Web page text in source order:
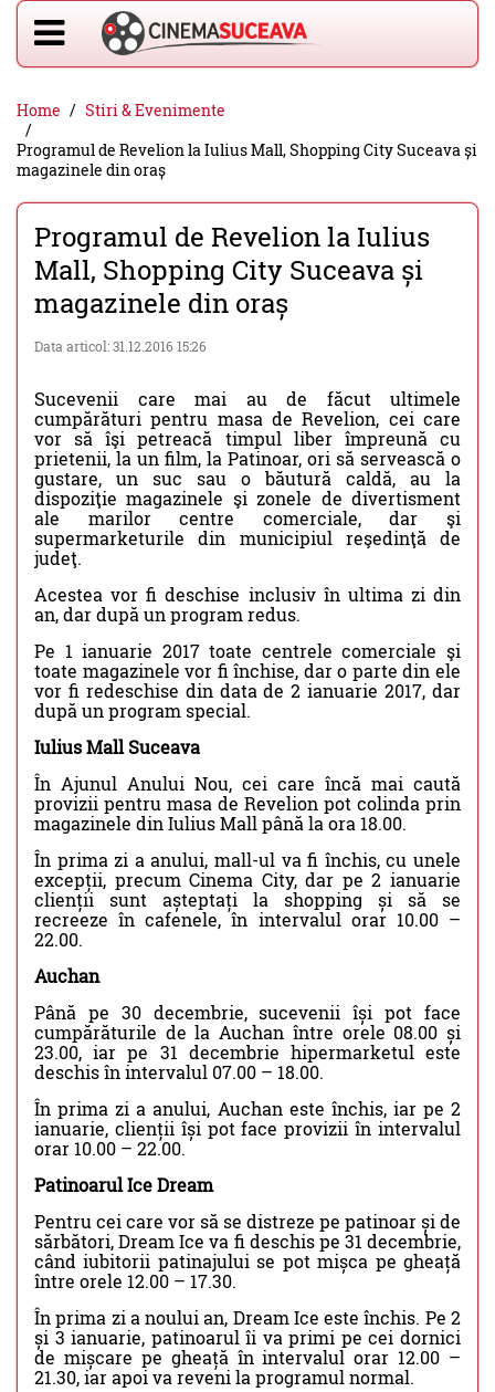
Home
Stiri & Evenimente
Programul de Revelion la Iulius Mall, Shopping City Suceava și
magazinele din oraș
Programul de Revelion la Iulius
Mall, Shopping City Suceava și
magazinele din oraș
Data articol: 31.12.2016 15:26
Sucevenii care mai au de făcut ultimele
cumpărături pentru masa de Revelion, cei care
vor să îşi petreacă timpul liber împreună cu
prietenii, la un film, la Patinoar, ori să servească o
gustare, un suc sau o băutură caldă, au la
dispoziţie magazinele şi zonele de divertisment
ale marilor centre comerciale, dar şi
supermarketurile din municipiul reşedinţă de
judeţ.
Acestea vor fi deschise inclusiv în ultima zi din
an, dar după un program redus.
Pe 1 ianuarie 2017 toate centrele comerciale şi
toate magazinele vor fi închise, dar o parte din ele
vor fi redeschise din data de 2 ianuarie 2017, dar
după un program special.
Iulius Mall Suceava
În Ajunul Anului Nou, cei care încă mai caută
provizii pentru masa de Revelion pot colinda prin
magazinele din Iulius Mall până la ora 18.00.
În prima zi a anului, mall-ul va fi închis, cu unele
excepții, precum Cinema City, dar pe 2 ianuarie
clienții sunt așteptați la shopping și să se
recreeze în cafenele, în intervalul orar 10.00 –
22.00.
Auchan
Până pe 30 decembrie, sucevenii își pot face
cumpărăturile de la Auchan între orele 08.00 și
23.00, iar pe 31 decembrie hipermarketul este
deschis în intervalul 07.00 – 18.00.
În prima zi a anului, Auchan este închis, iar pe 2
ianuarie, clienții își pot face provizii în intervalul
orar 10.00 – 22.00.
Patinoarul Ice Dream
Pentru cei care vor să se distreze pe patinoar și de
sărbători, Dream Ice va fi deschis pe 31 decembrie,
când iubitorii patinajului se pot mișca pe gheață
între orele 12.00 – 17.30.
În prima zi a noului an, Dream Ice este închis. Pe 2
și 3 ianuarie, patinoarul îi va primi pe cei dornici
de mișcare pe gheață în intervalul orar 12.00 –
21.30, iar apoi va reveni la programul normal.